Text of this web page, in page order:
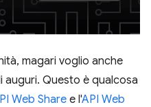
magari voglio anche
auguri. Questo è qualcosa
Web Sharee l'API Web